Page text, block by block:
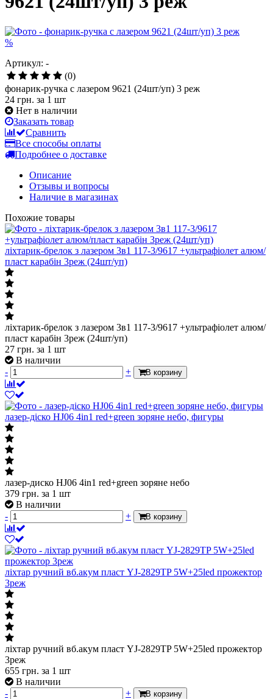
%
Артикул: -
(0)
фонарик-ручка с лазером 9621 (24шт/уп) 3 реж
24 грн. за 1 шт
Нет в наличии
Заказать товар
Сравнить
Все способы оплаты
Подробнее о доставке
Описание
Отзывы и вопросы
Наличие в магазинах
Похожие товары
ліхтарик-брелок з лазером 3в1 117-3/9617 +ультрафіолет алюм/
пласт карабін 3реж (24шт/уп)
ліхтарик-брелок з лазером 3в1 117-3/9617 +ультрафіолет алюм/
пласт карабін 3реж (24шт/уп)
27 грн. за 1 шт
В наличии
-
+ В корзину
лазер-діско HJ06 4in1 red+green зоряне небо, фигуры
лазер-диско HJ06 4in1 red+green зоряне небо
379 грн. за 1 шт
В наличии
-
+ В корзину
ліхтар ручний вб.акум пласт YJ-2829TP 5W+25led прожектор
3реж
ліхтар ручний вб.акум пласт YJ-2829TP 5W+25led прожектор
3реж
655 грн. за 1 шт
В наличии
-
+ В корзину